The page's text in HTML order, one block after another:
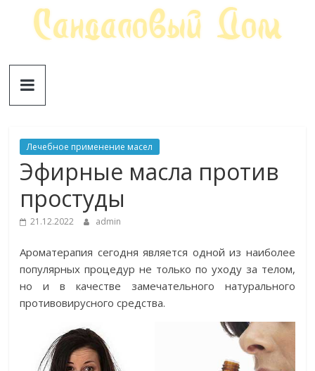
Сандаловый
Лечебное применение масел
Эфирные масла против
простуды
21.12.2022 admin
Ароматерапия сегодня является одной из наиболее
популярных процедур не только по уходу за телом,
но и в качестве замечательного натурального
противовирусного средства.